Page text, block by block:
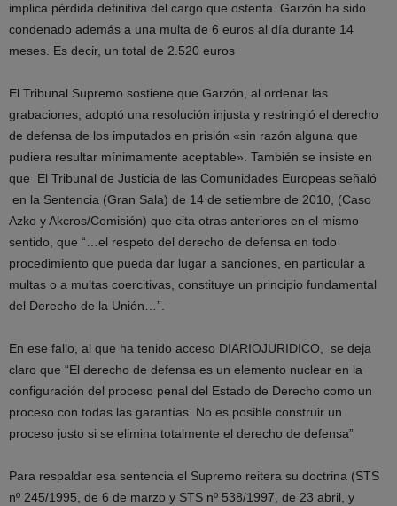
implica pérdida definitiva del cargo que ostenta. Garzón ha sido
condenado además a una multa de 6 euros al día durante 14
meses. Es decir, un total de 2.520 euros
El Tribunal Supremo sostiene que Garzón, al ordenar las
grabaciones, adoptó una resolución injusta y restringió el derecho
de defensa de los imputados en prisión «sin razón alguna que
pudiera resultar mínimamente aceptable». También se insiste en
que El Tribunal de Justicia de las Comunidades Europeas señaló
en la Sentencia (Gran Sala) de 14 de setiembre de 2010, (Caso
Azko y Akcros/Comisión) que cita otras anteriores en el mismo
sentido, que “…el respeto del derecho de defensa en todo
procedimiento que pueda dar lugar a sanciones, en particular a
multas o a multas coercitivas, constituye un principio fundamental
del Derecho de la Unión…”.
En ese fallo, al que ha tenido acceso DIARIOJURIDICO, se deja
claro que “El derecho de defensa es un elemento nuclear en la
configuración del proceso penal del Estado de Derecho como un
proceso con todas las garantías. No es posible construir un
proceso justo si se elimina totalmente el derecho de defensa”
Para respaldar esa sentencia el Supremo reitera su doctrina (STS
nº 245/1995, de 6 de marzo y STS nº 538/1997, de 23 abril, y